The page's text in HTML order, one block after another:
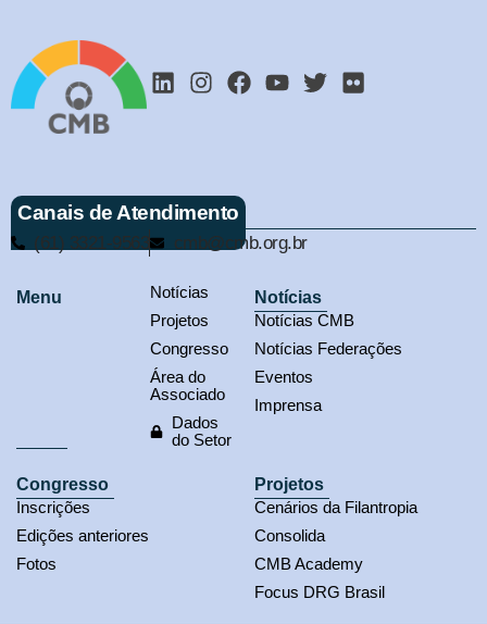
Canais de Atendimento
(61) 3321-9563 cmb@cmb.org.br
Menu
Notícias
Projetos
Congresso
Área do
Associado
Dados
do Setor
Notícias
Notícias CMB
Notícias Federações
Eventos
Imprensa
Congresso
Inscrições
Edições anteriores
Fotos
Projetos
Cenários da Filantropia
Consolida
CMB Academy
Focus DRG Brasil